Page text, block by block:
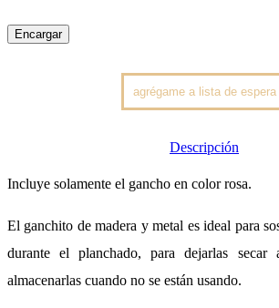
Encargar
Descripción
Incluye solamente el gancho en color rosa.
El ganchito de madera y metal es ideal para
durante el planchado, para dejarlas
almacenarlas cuando no se están usando.